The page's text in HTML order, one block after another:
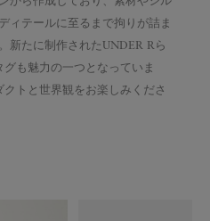
ィテールに至るまで拘りが詰ま
新たに制作されたUNDER Rら
グも魅力の一つとなっていま
トと世界観をお楽しみくださ